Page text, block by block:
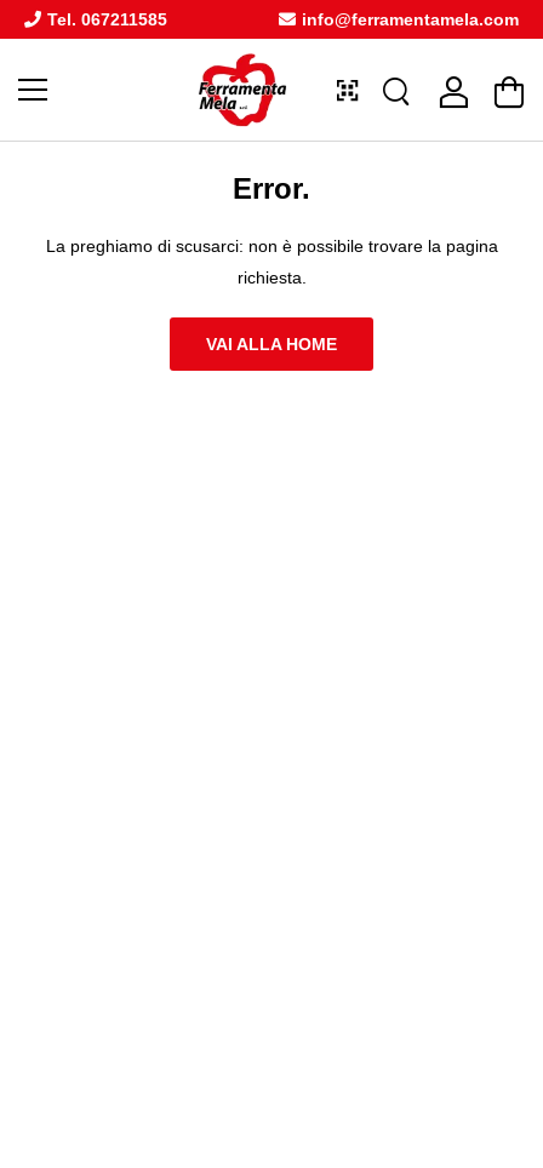
Tel. 067211585 info@ferramentamela.com
Error.
La preghiamo di scusarci: non è possibile trovare la pagina
richiesta.
VAI ALLA HOME